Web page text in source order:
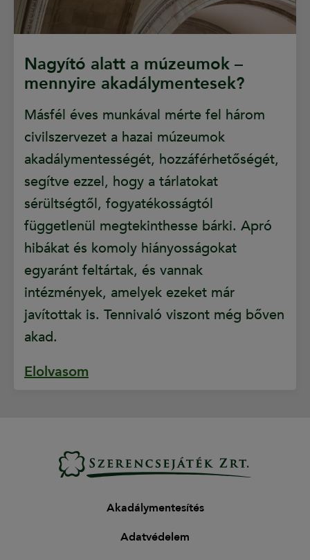
Nagyító alatt a múzeumok –
mennyire akadálymentesek?
Másfél éves munkával mérte fel három
civilszervezet a hazai múzeumok
akadálymentességét, hozzáférhetőségét,
segítve ezzel, hogy a tárlatokat
sérültségtől, fogyatékosságtól
függetlenül megtekinthesse bárki. Apró
hibákat és komoly hiányosságokat
egyaránt feltártak, és vannak
intézmények, amelyek ezeket már
javítottak is. Tennivaló viszont még bőven
akad.
Elolvasom
Akadálymentesítés
Adatvédelem